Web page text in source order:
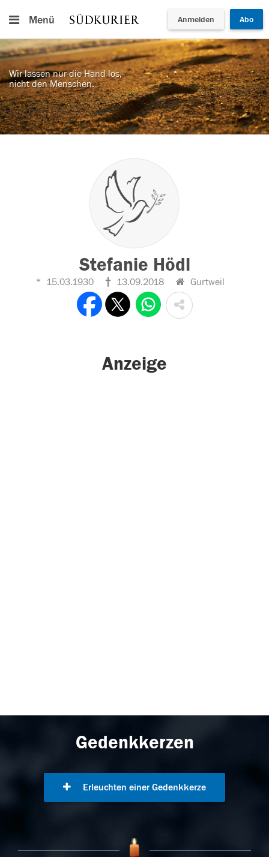
Menü Anmelden Abo
Wir lassen nur die Hand los,
nicht den Menschen.
Stefanie Hödl
15.03.1930 13.09.2018 Gurtweil
Anzeige
Gedenkkerzen
Erleuchten einer Gedenkkerze